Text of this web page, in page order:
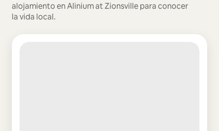
alojamiento en Alinium at Zionsville para conocer
la vida local.